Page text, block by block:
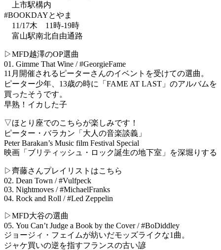
上市駅構内
#BOOKDAYとやま
11/17木 11時-19時
富山駅南北自由通路
▷MFD越澤のOP選曲
01. Gimme That Wine / #GeorgieFame
11月開催されるピーターさんのイベントを受けての選曲。
ピーター少年、13歳の時に「FAME AT LAST」のアルバムを
買ったそうです。
早熟！イカした子
▽ほとり座でのこちらが楽しみです！
ピーター・バラカン「大人の音楽談義」
Peter Barakan’s Music film Festival Special
映画「ブリティッシュ・ロック誕生の地下室」を深堀りする
▷齊藤さんプレイリストはこちら
02. Dean Town / #Vulfpeck
03. Nightmoves / #MichaelFranks
04. Rock and Roll / #Led Zeppelin
▷MFD大谷の選曲
05. You Can’t Judge a Book by the Cover / #BoDiddley
ジョージィ・フェイムが紡いだモッズライクな1曲。
ジャケ買いの逆を指すフランスの古い諺